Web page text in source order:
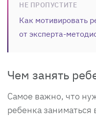
НЕ ПРОПУСТИТЕ
Как мотивировать
от эксперта-
Чем занять
Самое важно, что
ребенка заниматься